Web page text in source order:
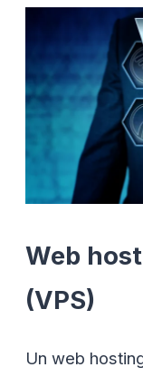
Web
(VPS)
Un web